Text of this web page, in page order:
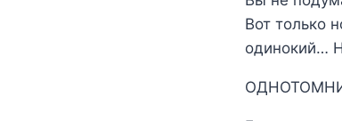
Вот только
одинокий…